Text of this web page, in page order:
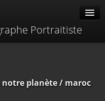
Portraitiste
notre planète/ maroc